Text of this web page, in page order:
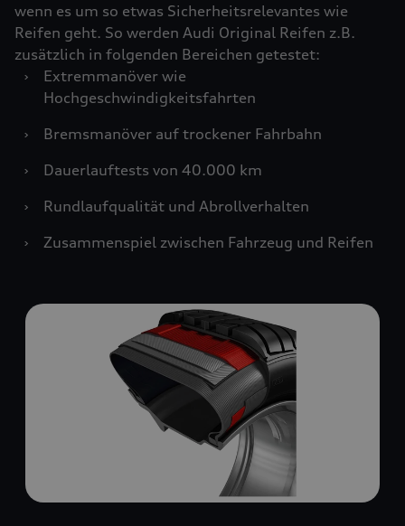
wenn es um so etwas Sicherheitsrelevantes wie
Reifen geht. So werden Audi Original Reifen z.B.
zusätzlich in folgenden Bereichen getestet:
›
Extremmanöver wie
Hochgeschwindigkeitsfahrten
›
Bremsmanöver auf trockener Fahrbahn
›
Dauerlauftests von 40.000 km
›
Rundlaufqualität und Abrollverhalten
›
Zusammenspiel zwischen Fahrzeug und Reifen